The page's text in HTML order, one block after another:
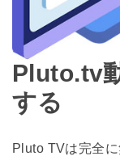
Pluto.tv
する
Pluto TVは完全